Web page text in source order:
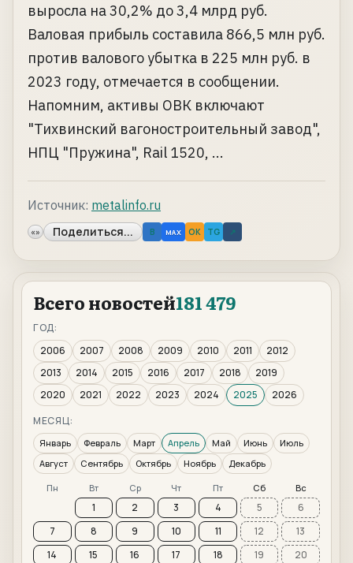
выросла на 30,2% до 3,4 млрд руб.
Валовая прибыль составила 866,5 млн руб.
против валового убытка в 225 млн руб. в
2023 году, отмечается в сообщении.
Напомним, активы ОВК включают
"Тихвинский вагоностроительный завод",
НПЦ "Пружина", Rail 1520, ...
Источник: metalinfo.ru
«» Поделиться... B MAX OK TG ↗
Всего новостей181 479
ГОД:
2006
2007 2008 2009 2010 2011
2012
2013
2014 2015 2016 2017 2018
2019
2020
2021 2022 2023 2024 2025
2026
МЕСЯЦ:
Январь Февраль Март Апрель Май Июнь
Июль
Август
Сентябрь Октябрь Ноябрь Декабрь
Пн Вт Ср Чт Пт Сб Вс
1 2 3 4 5
6
7
8 9 10 11 12
13
14
15 16 17 18 19
20